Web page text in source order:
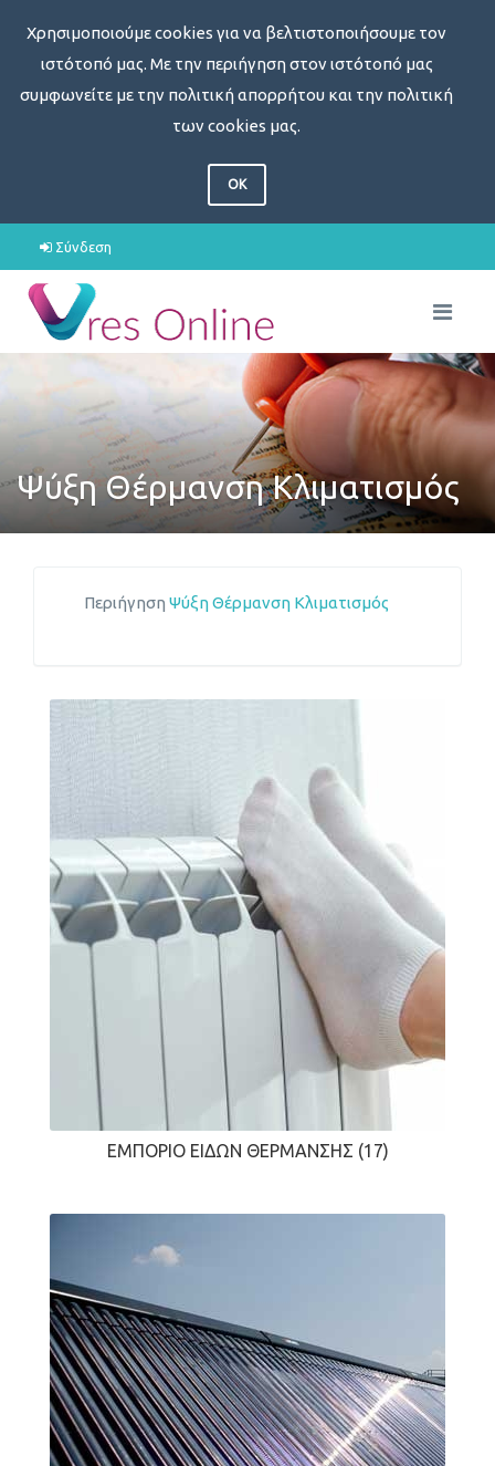
Χρησιμοποιούμε cookies για να βελτιστοποιήσουμε τον
ιστότοπό μας. Με την περιήγηση στον ιστότοπό μας
συμφωνείτε με την πολιτική απορρήτου και την πολιτική
των cookies μας.
OK
Σύνδεση
Ψύξη Θέρμανση Κλιματισμός
Περιήγηση Ψύξη Θέρμανση Κλιματισμός
ΕΜΠΌΡΙΟ ΕΙΔΏΝ ΘΈΡΜΑΝΣΗΣ (17)